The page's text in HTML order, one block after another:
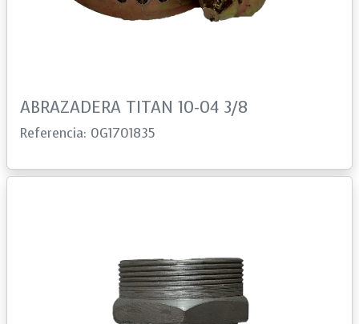
ABRAZADERA TITAN 10-04 3/8
Referencia: 0G1701835